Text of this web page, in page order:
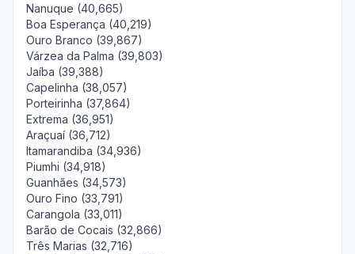
Nanuque (40,665)
Boa Esperança (40,219)
Ouro Branco (39,867)
Várzea da Palma (39,803)
Jaíba (39,388)
Capelinha (38,057)
Porteirinha (37,864)
Extrema (36,951)
Araçuaí (36,712)
Itamarandiba (34,936)
Piumhi (34,918)
Guanhães (34,573)
Ouro Fino (33,791)
Carangola (33,011)
Barão de Cocais (32,866)
Três Marias (32,716)